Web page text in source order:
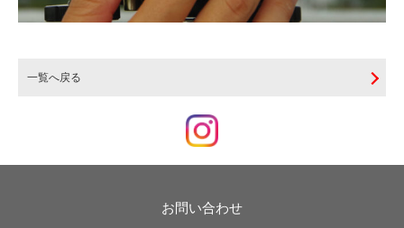
一覧へ戻る
お問い合わせ